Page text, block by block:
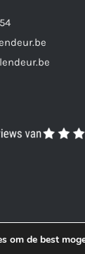
om de best